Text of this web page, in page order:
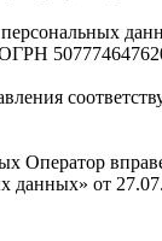
Оператор
от